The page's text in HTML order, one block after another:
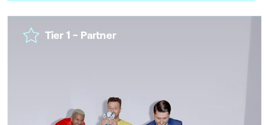
Tier 1 - Partner